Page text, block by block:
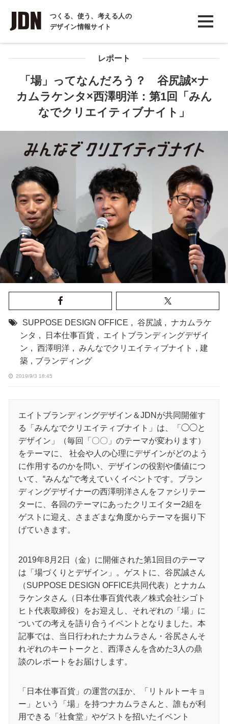
つくる、使う、考える人の
デザイン情報サイト
INTERVIEW
インタビュー
REPORT
COLUMN
コラム
レポート
「場」ってなんだろう？ 谷尻誠×ナ
カムラケンタ×西澤明洋：第1回「みん
なでクリエイティブナイト」
SUPPOSE DESIGN OFFICE , 谷尻誠 , ナカムラケ
ンタ , 日本仕事百貨 ,
エイトブランディングデザイ
ン , 西澤明洋 , みんなでクリエイティブナイト , 建
築 , ブランディング
2019/9/3 18:45
エイトブランディングデザイン＆JDNが共同開催す
る「みんなでクリエイティブナイト」は、「◯◯と
デザイン」（毎回「〇〇」のテーマが変わります）
をテーマに、 社会や⼈の⼼理にデザインがどのよう
に作⽤するのかを問い、デザインの役割や価値につ
いて、“みんな”で考えていくイベントです。ブラン
ディングデザイナーの⻄澤明洋さんをファシリテー
ターに、各回のテーマにあったクリエイター2組を
ゲストに迎え、さまざまな角度からテーマを掘り下
げていきます。
2019年8月2日（金）に開催された第1回目のテーマ
は「場づくりとデザイン」。ゲストに、谷尻誠さん
（SUPPOSE DESIGN OFFICE共同代表）とナカム
ラケンタさん（日本仕事百貨代表／株式会社シゴト
ヒト代表取締役）をお迎えし、それぞれの「場」に
ついての考えを語り合うイベントとなりました。本
記事では、当日行われたナカムラさん・谷尻さんそ
れぞれのキートークと、西澤さんを含めた3人の鼎
談のレポートをお届けします。
「日本仕事百貨」の運営のほか、「リトルトーキョ
ー」という「場」を持つナカムラさんと、誰もが利
用できる「社食堂」やゲストを招いたイベント